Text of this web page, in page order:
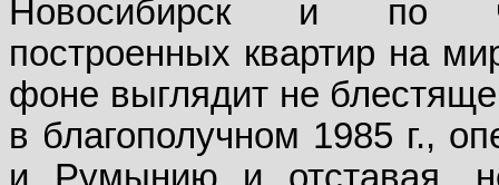
Новосибирск и по
построенных квартир на
фоне выглядит не
в благополучном 1985 г.,